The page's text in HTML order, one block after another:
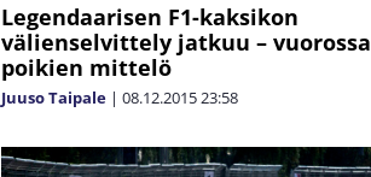
Legendaarisen F1-kaksikon
välienselvittely jatkuu – vuorossa
poikien mittelö
Juuso Taipale | 08.12.201523:58